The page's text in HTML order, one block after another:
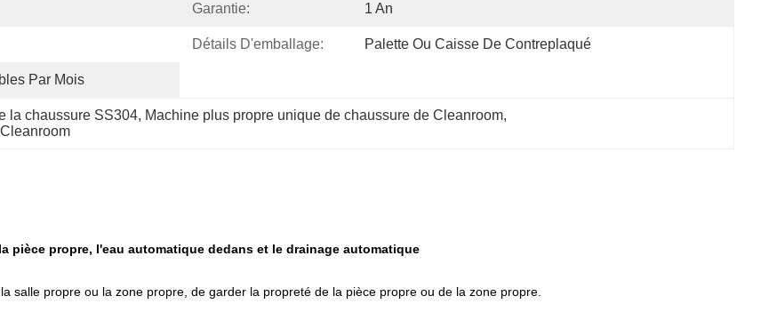
Garantie: 1 An
Détails D'emballage: Palette Ou Caisse De Contreplaqué
Par Mois
la chaussure SS304, Machine plus propre unique de chaussure de Cleanroom,
propre, l'eau automatique dedans et le drainage automatique
salle propre ou la zone propre, de garder la propreté de la pièce propre ou de la zone propre.